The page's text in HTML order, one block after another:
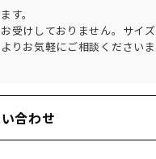
す。
受けしておりません。サイズ
りお気軽にご相談くださいま
合わせ